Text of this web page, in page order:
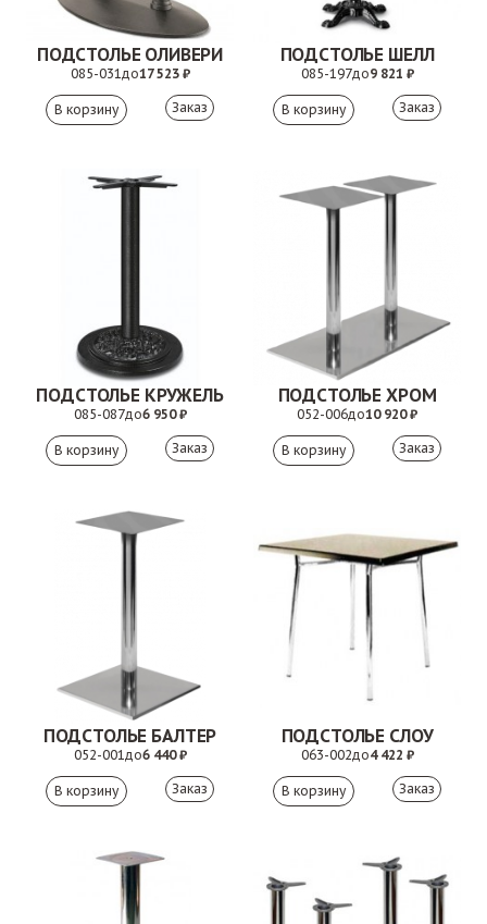
ПОДСТОЛЬЕ ОЛИВЕРИ
085-031до17 523 ₽
Заказ
ПОДСТОЛЬЕ ШЕЛЛ
085-197до9 821 ₽
Заказ
ПОДСТОЛЬЕ КРУЖЕЛЬ
085-087до6 950 ₽
Заказ
ПОДСТОЛЬЕ ХРОМ
052-006до10 920 ₽
Заказ
ПОДСТОЛЬЕ БАЛТЕР
052-001до6 440 ₽
Заказ
ПОДСТОЛЬЕ СЛОУ
063-002до4 422 ₽
Заказ